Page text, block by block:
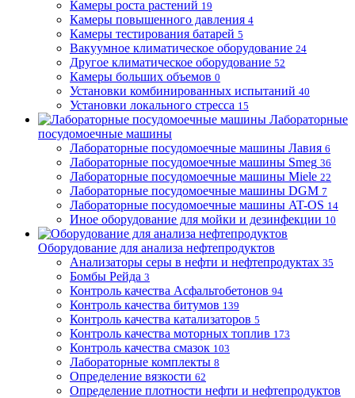
Камеры роста растений 19
Камеры повышенного давления 4
Камеры тестирования батарей 5
Вакуумное климатическое оборудование 24
Другое климатическое оборудование 52
Камеры больших объемов 0
Установки комбинированных испытаний 40
Установки локального стресса 15
Лабораторные
посудомоечные машины
Лабораторные посудомоечные машины Лавия 6
Лабораторные посудомоечные машины Smeg 36
Лабораторные посудомоечные машины Miele 22
Лабораторные посудомоечные машины DGM 7
Лабораторные посудомоечные машины AT-OS 14
Иное оборудование для мойки и дезинфекции 10
Оборудование для анализа нефтепродуктов
Анализаторы серы в нефти и нефтепродуктах 35
Бомбы Рейда 3
Контроль качества Асфальтобетонов 94
Контроль качества битумов 139
Контроль качества катализаторов 5
Контроль качества моторных топлив 173
Контроль качества смазок 103
Лабораторные комплекты 8
Определение вязкости 62
Определение плотности нефти и нефтепродуктов